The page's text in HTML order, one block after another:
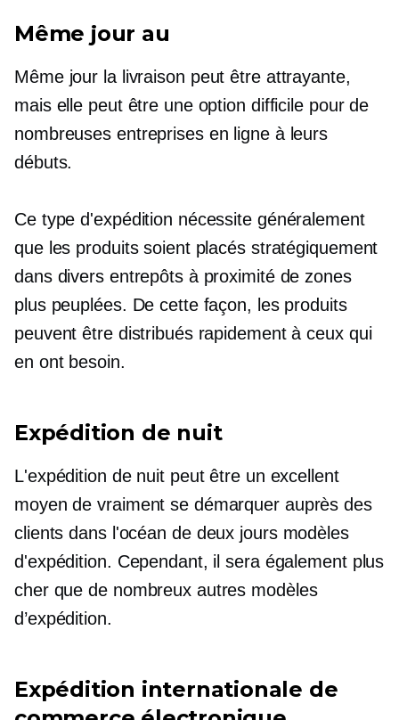
Même jour au
Même jour la livraison peut être attrayante,
mais elle peut être une option difficile pour de
nombreuses entreprises en ligne à leurs
débuts.
Ce type d'expédition nécessite généralement
que les produits soient placés stratégiquement
dans divers entrepôts à proximité de zones
plus peuplées. De cette façon, les produits
peuvent être distribués rapidement à ceux qui
en ont besoin.
Expédition de nuit
L'expédition de nuit peut être un excellent
moyen de vraiment se démarquer auprès des
clients dans l'océan de deux joursmodèles
d'expédition. Cependant, il sera également plus
cher que de nombreux autres modèles
d’expédition.
Expédition internationale de